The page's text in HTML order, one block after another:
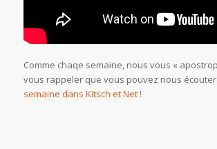
Comme chaqe semaine, nous vous «
vous rappeler que vous pouvez nous écouter
semaine dans Kitsch et Net !